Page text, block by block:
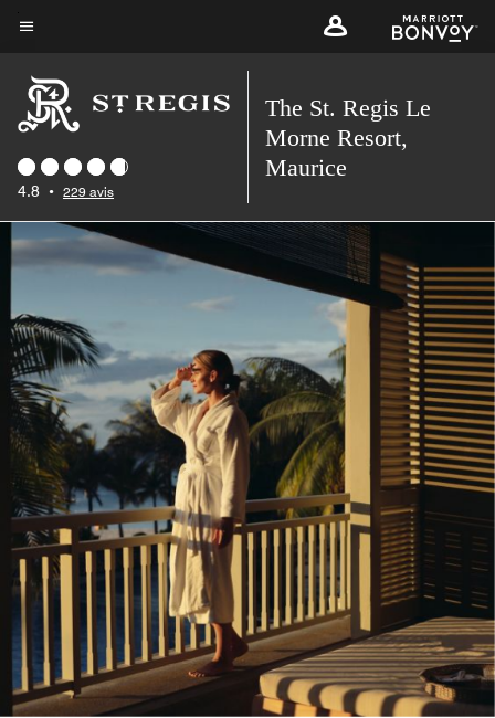
Skip
main
content
4.8 • 229 avis
The St. Regis Le
Morne Resort,
Maurice